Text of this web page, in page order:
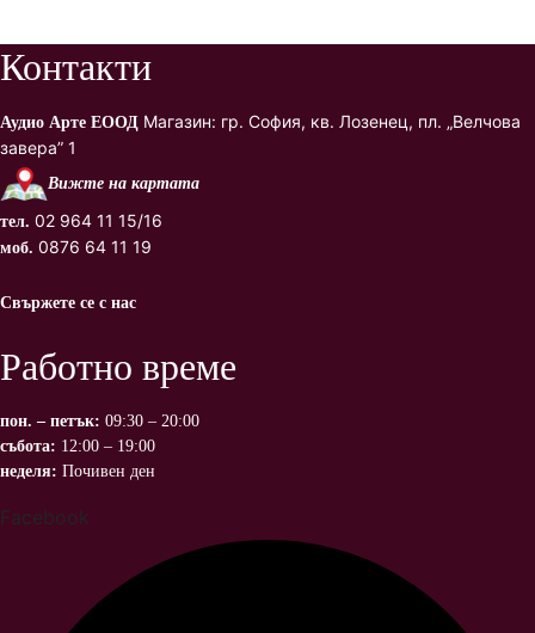
Контакти
Аудио Арте ЕООД Магазин: гр. София, кв. Лозенец, пл. „Велчова
завера” 1
Вижте на картата
тел. 02 964 11 15/16
моб. 0876 64 11 19
Свържете се с нас
Работно време
пон. – петък: 09:30 – 20:00
събота: 12:00 – 19:00
неделя: Почивен ден
Facebook